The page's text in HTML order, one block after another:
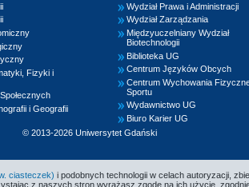
Fizyki i
i Geografii
Wydział Prawa i Administracji
Wydział Zarządzania
Międzyuczelniany Wydział
Biotechnologii
Biblioteka UG
Centrum Języków Obcych
Centrum Wychowania
Sportu
Wydawnictwo UG
Biuro Karier UG
© 2013-2026 Uniwersytet Gdański
ciasteczek) i podobnych technologii w celach autoryzacji,
z naszych stron wyrażasz zgodę na ich użycie,